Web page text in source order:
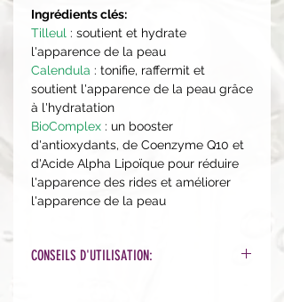
Ingrédients clés:
Tilleul : soutient et hydrate
l'apparence de la peau
Calendula : tonifie, raffermit et
soutient l'apparence de la peau grâce
à l'hydratation
BioComplex : un booster
d'antioxydants, de Coenzyme Q10 et
d'Acide Alpha Lipoïque pour réduire
l'apparence des rides et améliorer
l'apparence de la peau
CONSEILS D'UTILISATION: